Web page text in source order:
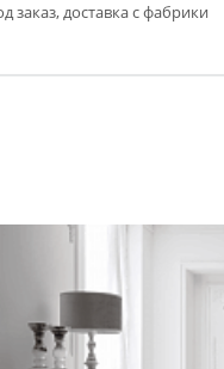
заказ, доставка с фабрики